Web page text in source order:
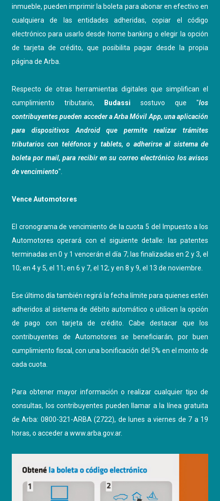
inmueble, pueden imprimir la boleta para abonar en efectivo en
cualquiera de las entidades adheridas, copiar el código
electrónico para usarlo desde home banking o elegir la opción
de tarjeta de crédito, que posibilita pagar desde la propia
página de Arba.
Respecto de otras herramientas digitales que simplifican el
cumplimiento tributario,
Budassi sostuvo que "los
contribuyentes pueden acceder a Arba Móvil App, una aplicación
para dispositivos Android que permite realizar trámites
tributarios con teléfonos y tablets, o adherirse al sistema de
boleta por mail, para recibir en su correo electrónico los avisos
de vencimiento".
Vence Automotores
El cronograma de vencimiento de la cuota 5 del Impuesto a los
Automotores operará con el siguiente detalle: las patentes
terminadas en 0 y 1 vencerán el día 7; las finalizadas en 2 y 3, el
10; en 4 y 5, el 11; en 6 y 7, el 12; y en 8 y 9, el 13 de noviembre.
Ese último día también regirá la fecha límite para quienes estén
adheridos al sistema de débito automático o utilicen la opción
de pago con tarjeta de crédito. Cabe destacar que los
contribuyentes de Automotores se beneficiarán, por buen
cumplimiento fiscal, con una bonificación del 5% en el monto de
cada cuota.
Para obtener mayor información o realizar cualquier tipo de
consultas, los contribuyentes pueden llamar a la línea gratuita
de Arba: 0800-321-ARBA (2722), de lunes a viernes de 7 a 19
horas, o acceder a www.arba.gov.ar.